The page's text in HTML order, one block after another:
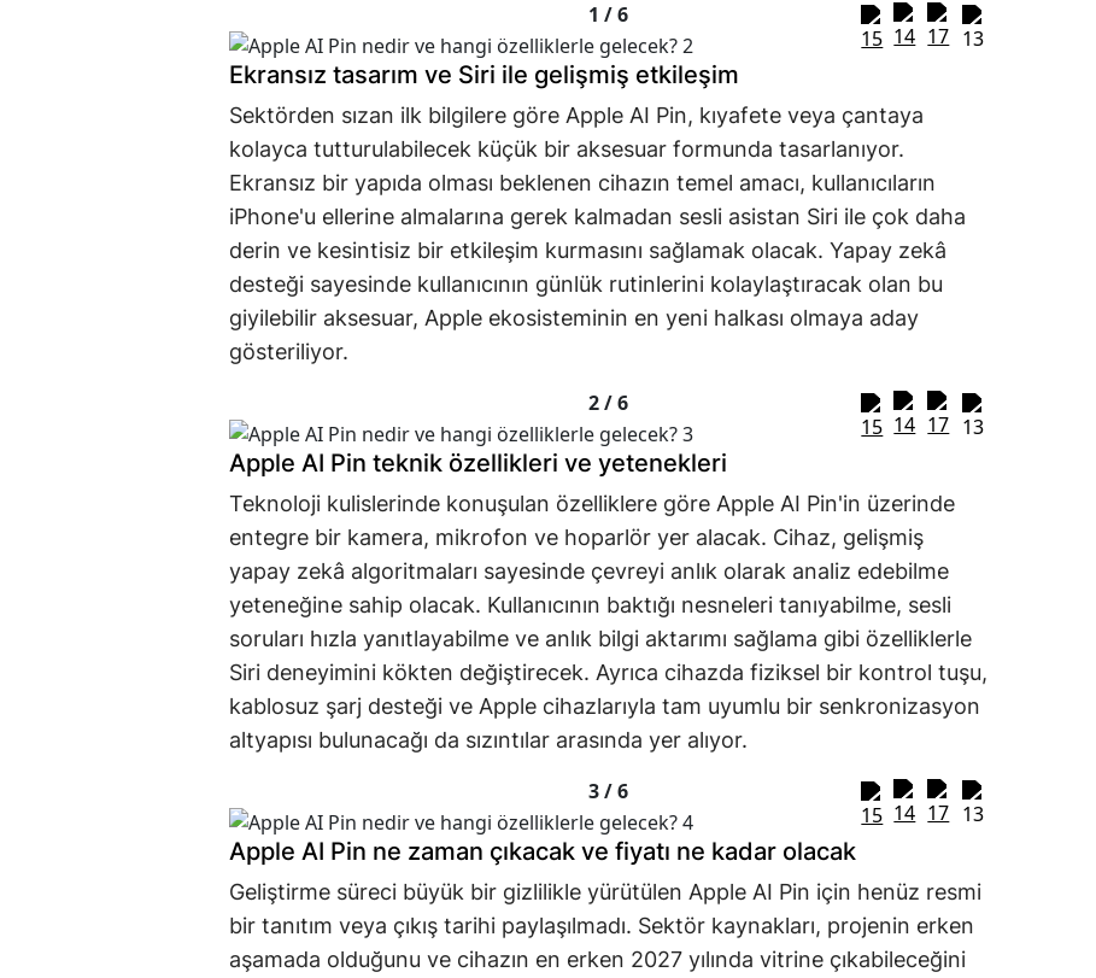
1 /6
Ekransız tasarım ve Siri ile gelişmiş etkileşim
Sektörden sızan ilk bilgilere göre Apple AI Pin, kıyafete veya çantaya
kolayca tutturulabilecek küçük bir aksesuar formunda tasarlanıyor.
Ekransız bir yapıda olması beklenen cihazın temel amacı, kullanıcıların
iPhone'u ellerine almalarına gerek kalmadan sesli asistan Siri ile çok daha
derin ve kesintisiz bir etkileşim kurmasını sağlamak olacak. Yapay zekâ
desteği sayesinde kullanıcının günlük rutinlerini kolaylaştıracak olan bu
giyilebilir aksesuar, Apple ekosisteminin en yeni halkası olmaya aday
gösteriliyor.
2 /6
Apple AI Pin teknik özellikleri ve yetenekleri
Teknoloji kulislerinde konuşulan özelliklere göre Apple AI Pin'in üzerinde
entegre bir kamera, mikrofon ve hoparlör yer alacak. Cihaz, gelişmiş
yapay zekâ algoritmaları sayesinde çevreyi anlık olarak analiz edebilme
yeteneğine sahip olacak. Kullanıcının baktığı nesneleri tanıyabilme, sesli
soruları hızla yanıtlayabilme ve anlık bilgi aktarımı sağlama gibi özelliklerle
Siri deneyimini kökten değiştirecek. Ayrıca cihazda fiziksel bir kontrol tuşu,
kablosuz şarj desteği ve Apple cihazlarıyla tam uyumlu bir senkronizasyon
altyapısı bulunacağı da sızıntılar arasında yer alıyor.
3 /6
Apple AI Pin ne zaman çıkacak ve fiyatı ne kadar olacak
Geliştirme süreci büyük bir gizlilikle yürütülen Apple AI Pin için henüz resmi
bir tanıtım veya çıkış tarihi paylaşılmadı. Sektör kaynakları, projenin erken
aşamada olduğunu ve cihazın en erken 2027 yılında vitrine çıkabileceğini